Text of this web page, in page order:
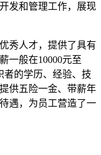
发和管理工作，展现
秀人才，提供了具有
一般在10000元至
者的学历、经验、技
供五险一金、带薪年
遇，为员工营造了一